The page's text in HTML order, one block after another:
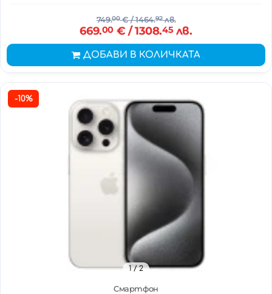
749.00€/ 1464.92лв.
669.00€ / 1308.45лв.
ДОБАВИ В КОЛИЧКАТА
-10%
Смартфон
1/ 2